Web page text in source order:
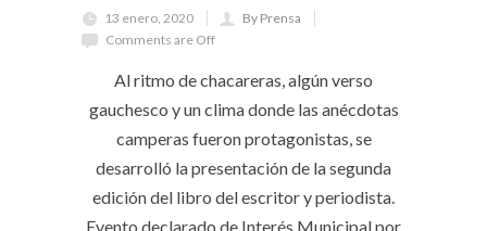
13 enero, 2020
By Prensa
Comments are Off
Al ritmo de chacareras, algún verso
gauchesco y un clima donde las anécdotas
camperas fueron protagonistas, se
desarrolló la presentación de la segunda
edición del libro del escritor y periodista.
Evento declarado de Interés Municipal por